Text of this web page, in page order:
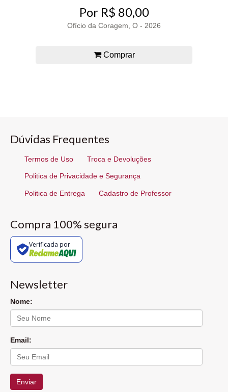
Por R$ 80,00
Ofício da Coragem, O - 2026
Comprar
Dúvidas Frequentes
Termos de Uso Troca e Devoluções
Politica de Privacidade e Segurança
Politica de Entrega Cadastro de Professor
Compra 100% segura
Verificada por
Newsletter
Nome:
Email:
Enviar